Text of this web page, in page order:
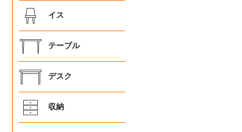
イス
テーブル
デスク
収納